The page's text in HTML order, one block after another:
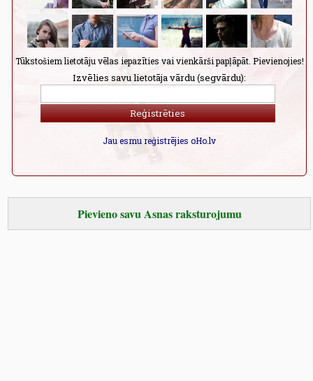
Tūkstošiem lietotāju vēlas iepazīties vai vienkārši papļāpāt. Pievienojies!
Izvēlies savu lietotāja vārdu (segvārdu):
Jau esmu reģistrējies oHo.lv
Pievieno savu Asnas raksturojumu